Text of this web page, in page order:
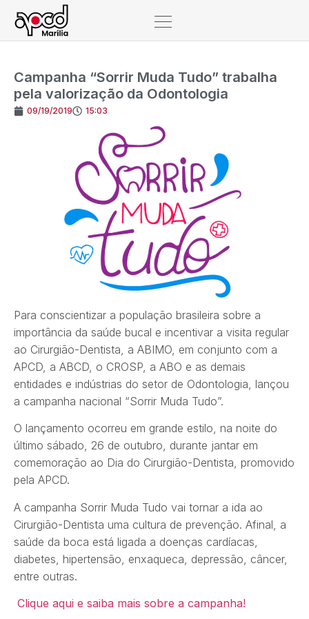
Campanha “Sorrir Muda Tudo” trabalha
pela valorização da Odontologia
09/19/2019 15:03
Para conscientizar a população brasileira sobre a
importância da saúde bucal e incentivar a visita regular
ao Cirurgião-Dentista, a ABIMO, em conjunto com a
APCD, a ABCD, o CROSP, a ABO e as demais
entidades e indústrias do setor de Odontologia, lançou
a campanha nacional “Sorrir Muda Tudo”.
O lançamento ocorreu em grande estilo, na noite do
último sábado, 26 de outubro, durante jantar em
comemoração ao Dia do Cirurgião-Dentista, promovido
pela APCD.
A campanha Sorrir Muda Tudo vai tornar a ida ao
Cirurgião-Dentista uma cultura de prevenção. Afinal, a
saúde da boca está ligada a doenças cardíacas,
diabetes, hipertensão, enxaqueca, depressão, câncer,
entre outras.
Clique aqui e saiba mais sobre a campanha!